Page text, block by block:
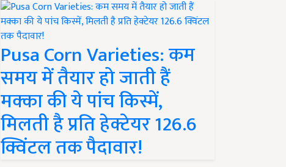
Pusa Corn Varieties: कम
समय में तैयार हो जाती हैं
मक्का की ये पांच किस्में,
मिलती है प्रति हेक्टेयर 126.6
क्विंटल तक पैदावार!